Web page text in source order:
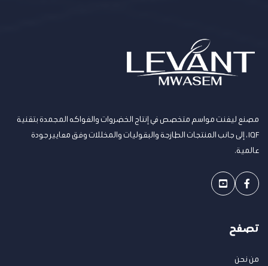
مصنع ليفنت مواسم متخصص في إنتاج الخضروات والفواكه المجمدة بتقنية
IQF، إلى جانب المنتجات الطازجة والبقوليات والمخللات وفق معايير جودة
عالمية.
تصفح
من نحن